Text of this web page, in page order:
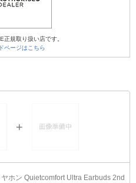
正規取り扱い店です。
ページはこちら
ホン Quietcomfort Ultra Earbuds 2nd